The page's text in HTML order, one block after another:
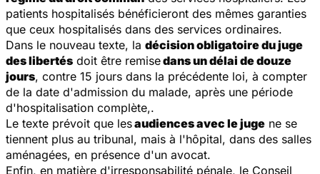
patients hospitalisés bénéficieront des mêmes garanties
que ceux hospitalisés dans des services ordinaires.
Dans le nouveau texte, la décision obligatoire du juge
des libertés doit être remisedans un délai de douze
jours, contre 15 jours dans la précédente loi, à compter
de la date d'admission du malade, après une période
d'hospitalisation complète,.
Le texte prévoit que lesaudiences avec le juge ne se
tiennent plus au tribunal, mais à l'hôpital, dans des salles
aménagées, en présence d'un avocat.
Enfin, en matière d'irresponsabilité pénale, le Conseil